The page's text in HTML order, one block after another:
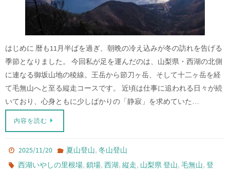
はじめに 暦も11月半ばを過ぎ、朝晩の冷え込みが冬の訪れを告げる
季節となりました。 今回私が足を運んだのは、山梨県・西湖の北側
に連なる御坂山地の稜線。王岳から節刀ヶ岳、そして十二ヶ岳を経
て毛無山へと至る縦走コースです。 近頃は仕事に追われる日々が続
いており、心身ともに少しばかりの「静寂」を求めていた…
内容を読む
2025/11/20 夏山登山, 冬山登山
西湖いやしの里根場,鎖場,西湖,縦走, 山梨県 登山,毛無山,登